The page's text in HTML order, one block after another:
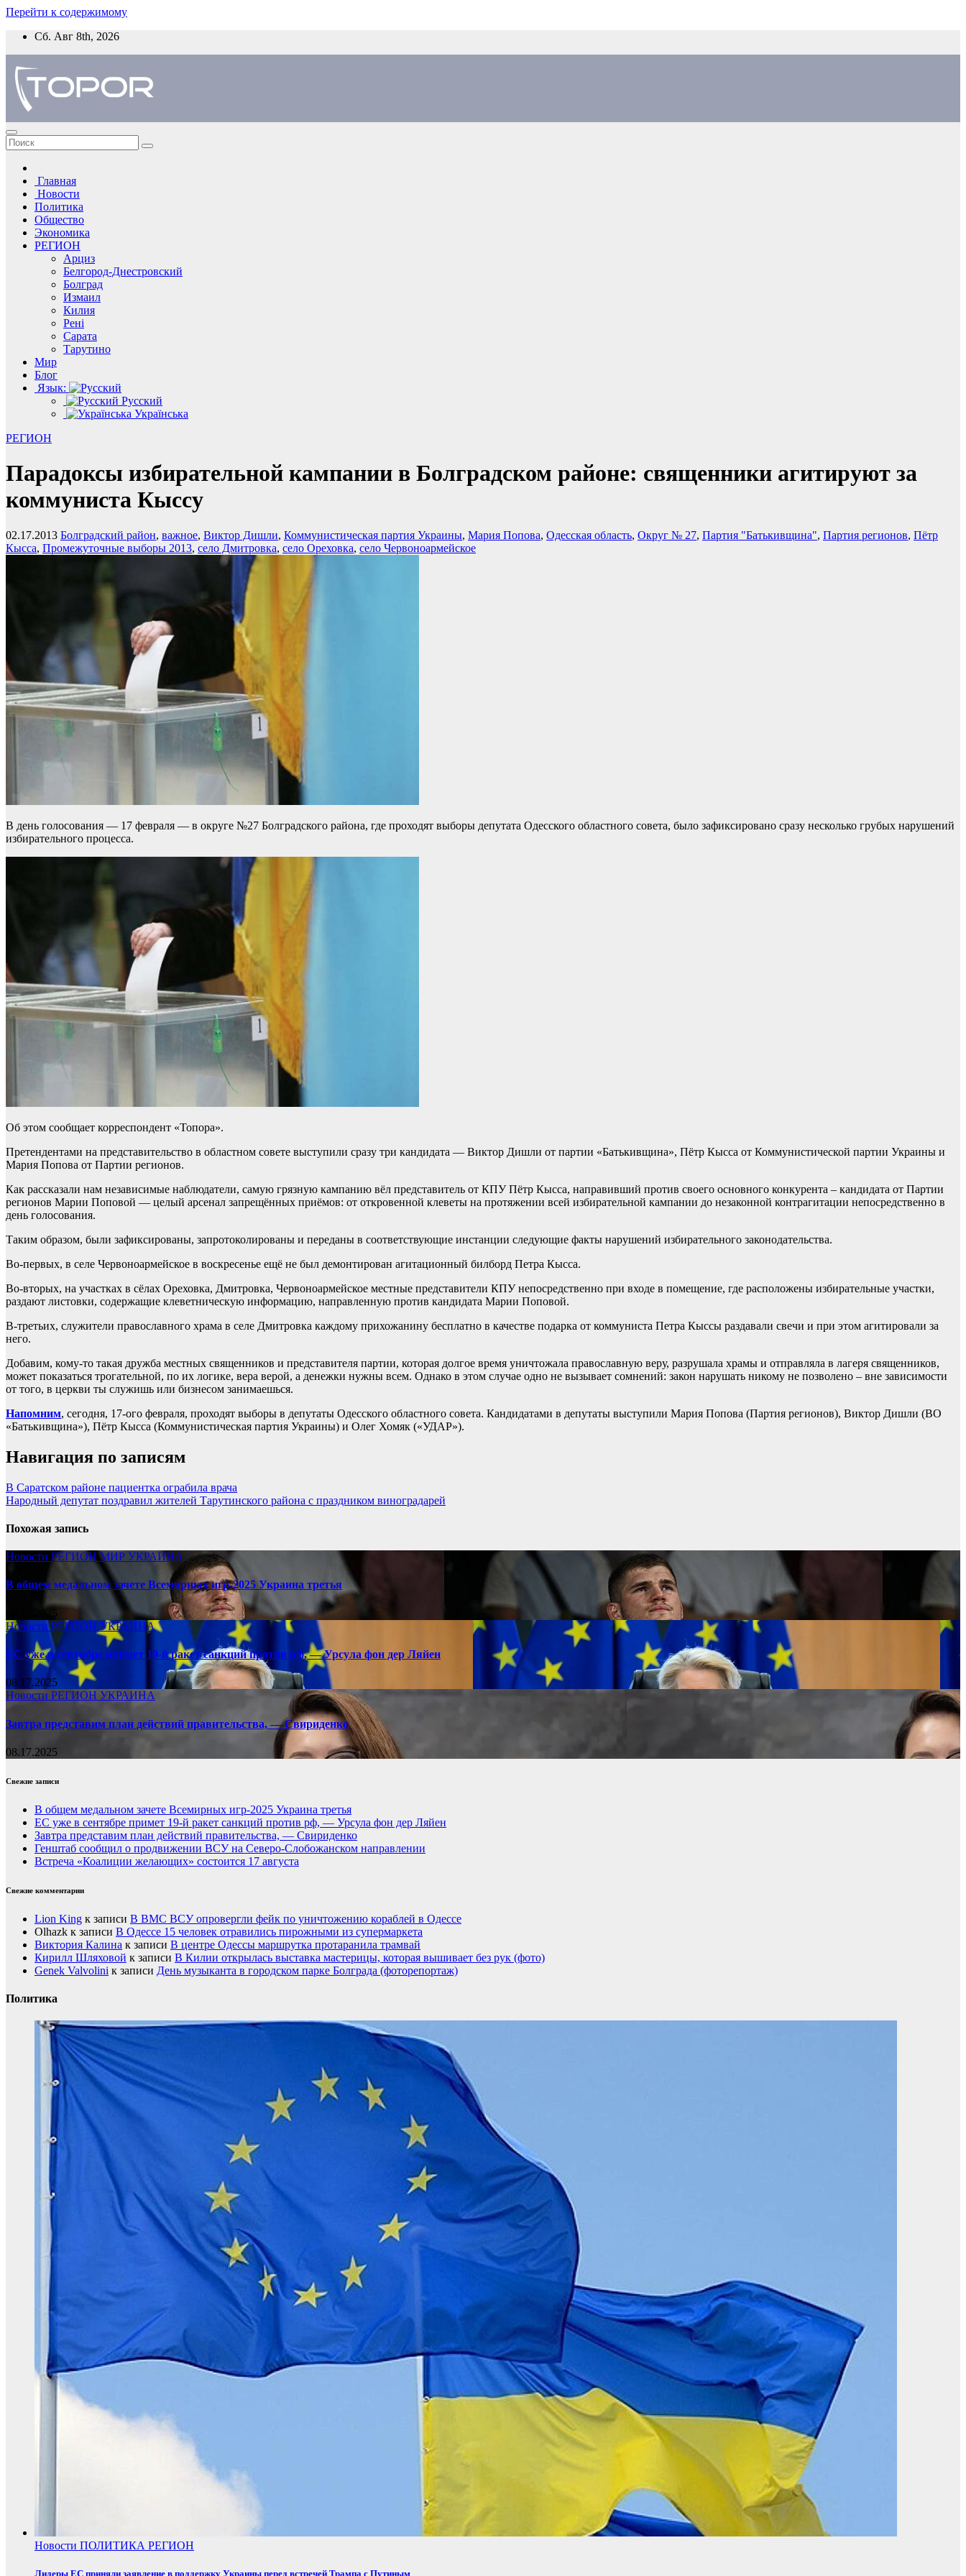
Перейти к содержимому
Сб. Авг 8th, 2026
Главная
Новости
Политика
Общество
Экономика
РЕГИОН
Арциз
Белгород-Днестровский
Болград
Измаил
Килия
Рені
Сарата
Тарутино
Мир
Блог
Язык:
Русский
Українська
РЕГИОН
Парадоксы избирательной кампании в Болградском районе: священники агитируют за
коммуниста Кыссу
02.17.2013 Болградский район, важное, Виктор Дишли, Коммунистическая партия Украины, Мария Попова, Одесская область, Округ № 27, Партия "Батькивщина", Партия регионов, Пётр
Кысса, Промежуточные выборы 2013, село Дмитровка, село Ореховка, село Червоноармейское
В день голосования — 17 февраля — в округе №27 Болградского района, где проходят выборы депутата Одесского областного совета, было зафиксировано сразу несколько грубых нарушений
избирательного процесса.
Об этом сообщает корреспондент «Топора».
Претендентами на представительство в областном совете выступили сразу три кандидата — Виктор Дишли от партии «Батькивщина», Пётр Кысса от Коммунистической партии Украины и
Мария Попова от Партии регионов.
Как рассказали нам независимые наблюдатели, самую грязную кампанию вёл представитель от КПУ Пётр Кысса, направивший против своего основного конкурента – кандидата от Партии
регионов Марии Поповой — целый арсенал запрещённых приёмов: от откровенной клеветы на протяжении всей избирательной кампании до незаконной контрагитации непосредственно в
день голосования.
Таким образом, были зафиксированы, запротоколированы и переданы в соответствующие инстанции следующие факты нарушений избирательного законодательства.
Во-первых, в селе Червоноармейское в воскресенье ещё не был демонтирован агитационный билборд Петра Кысса.
Во-вторых, на участках в сёлах Ореховка, Дмитровка, Червоноармейское местные представители КПУ непосредственно при входе в помещение, где расположены избирательные участки,
раздают листовки, содержащие клеветническую информацию, направленную против кандидата Марии Поповой.
В-третьих, служители православного храма в селе Дмитровка каждому прихожанину бесплатно в качестве подарка от коммуниста Петра Кыссы раздавали свечи и при этом агитировали за
него.
Добавим, кому-то такая дружба местных священников и представителя партии, которая долгое время уничтожала православную веру, разрушала храмы и отправляла в лагеря священников,
может показаться трогательной, по их логике, вера верой, а денежки нужны всем. Однако в этом случае одно не вызывает сомнений: закон нарушать никому не позволено – вне зависимости
от того, в церкви ты служишь или бизнесом занимаешься.
Напомним, сегодня, 17-ого февраля, проходят выборы в депутаты Одесского областного совета. Кандидатами в депутаты выступили Мария Попова (Партия регионов), Виктор Дишли (ВО
«Батькивщина»), Пётр Кысса (Коммунистическая партия Украины) и Олег Хомяк («УДАР»).
Навигация по записям
В Саратском районе пациентка ограбила врача
Народный депутат поздравил жителей Тарутинского района с праздником виноградарей
Похожая запись
Новости РЕГИОНМИР УКРАИНА
В общем медальном зачете Всемирных игр-2025 Украина третья
08.17.2025
НовостиРЕГИОНУКРАИНА
ЕС уже в сентябре примет 19-й ракет санкций против рф, — Урсула фон дер Ляйен
08.17.2025
Новости РЕГИОН УКРАИНА
Завтра представим план действий правительства, — Свириденко
08.17.2025
Свежие записи
В общем медальном зачете Всемирных игр-2025 Украина третья
ЕС уже в сентябре примет 19-й ракет санкций против рф, — Урсула фон дер Ляйен
Завтра представим план действий правительства, — Свириденко
Генштаб сообщил о продвижении ВСУ на Северо-Слобожанском направлении
Встреча «Коалиции желающих» состоится 17 августа
Свежие комментарии
Lion King к записи В ВМС ВСУ опровергли фейк по уничтожению кораблей в Одессе
Olhazk к записи В Одессе 15 человек отравились пирожными из супермаркета
Виктория Калина к записи В центре Одессы маршрутка протаранила трамвай
Кирилл Шляховой к записи В Килии открылась выставка мастерицы, которая вышивает без рук (фото)
Genek Valvolini к записи День музыканта в городском парке Болграда (фоторепортаж)
Политика
Новости ПОЛИТИКА РЕГИОН
Лидеры ЕС приняли заявление в поддержку Украины перед встречей Трампа с Путиным